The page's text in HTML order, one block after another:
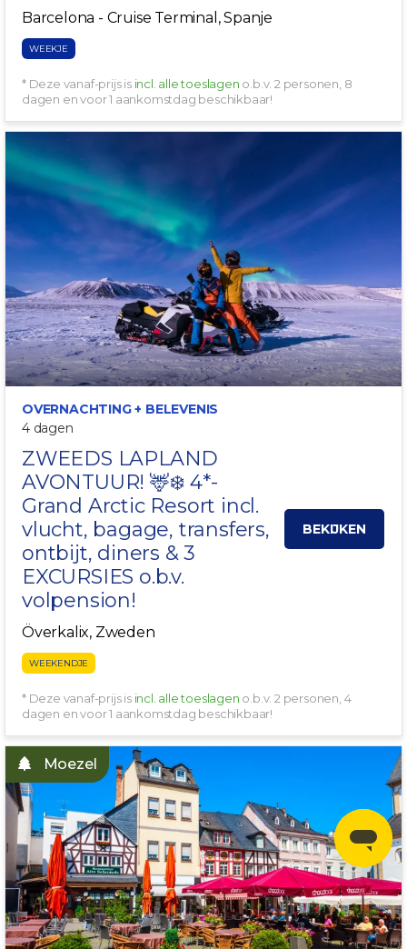
Barcelona - Cruise Terminal, Spanje
WEEKJE
* Deze vanaf-prijs is incl. alle toeslagen o.b.v. 2 personen, 8
dagen en voor 1 aankomstdag beschikbaar!
INCL. 3 EXCURSIES!
OVERNACHTING + BELEVENIS
4 dagen
ZWEEDS LAPLAND
AVONTUUR! 🦌❄️ 4*-
Grand Arctic Resort incl.
vlucht, bagage, transfers,
ontbijt, diners & 3
EXCURSIES o.b.v.
volpension!
Överkalix, Zweden
WEEKENDJE
BEKIJKEN
* Deze vanaf-prijs is incl. alle toeslagen o.b.v. 2 personen, 4
dagen en voor 1 aankomstdag beschikbaar!
Moezel
ROMANTISCHE RIJN!